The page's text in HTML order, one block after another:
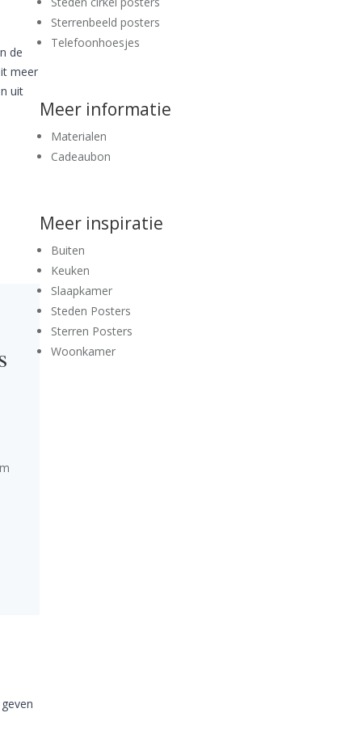
de
meer
uit
Sterrenbeeld posters
Telefoonhoesjes
Meer informatie
Materialen
Cadeaubon
Meer inspiratie
Buiten
Keuken
Slaapkamer
Steden Posters
Sterren Posters
Woonkamer